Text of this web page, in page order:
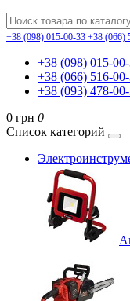
+38 (098) 015-00-33 +38 (066)
+38 (098) 015-
+38 (066) 516-
+38 (093) 478-
0 грн 0
Список категорий